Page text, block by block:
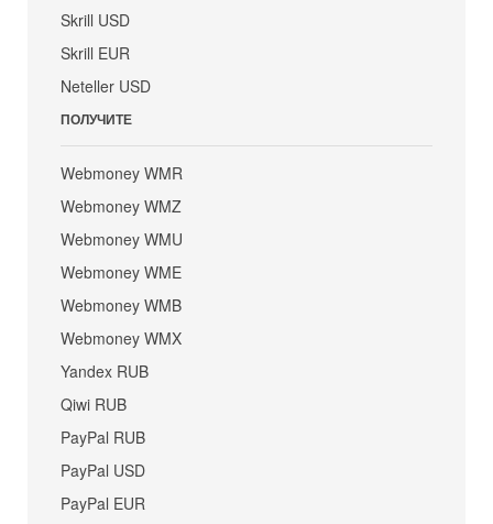
Skrill USD
Skrill EUR
Neteller USD
ПОЛУЧИТЕ
Webmoney WMR
Webmoney WMZ
Webmoney WMU
Webmoney WME
Webmoney WMB
Webmoney WMX
Yandex RUB
Qiwi RUB
PayPal RUB
PayPal USD
PayPal EUR